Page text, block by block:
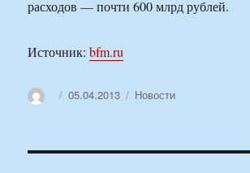
расходов — почти 600 млрд рублей.
Источник:bfm.ru
АвторОпубликовано
05.04.2013 Рубрики
Новости